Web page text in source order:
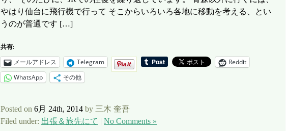
やはり仙台に飛行機で行って そこからいろいろ各地に移動を考える、とい
うのが普通です […]
共有:
メールアドレス Telegram
Reddit
WhatsApp
その他
Posted on 6月 24th, 2014 by 三木 奎吾
Filed under: 出張＆旅先にて | No Comments »